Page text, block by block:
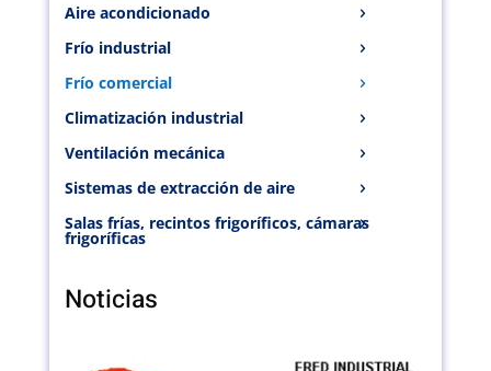
Aire acondicionado
Frío industrial
Frío comercial
Climatización industrial
Ventilación mecánica
Sistemas de extracción de aire
Salas frías, recintos frigoríficos, cámaras
frigoríficas
Noticias